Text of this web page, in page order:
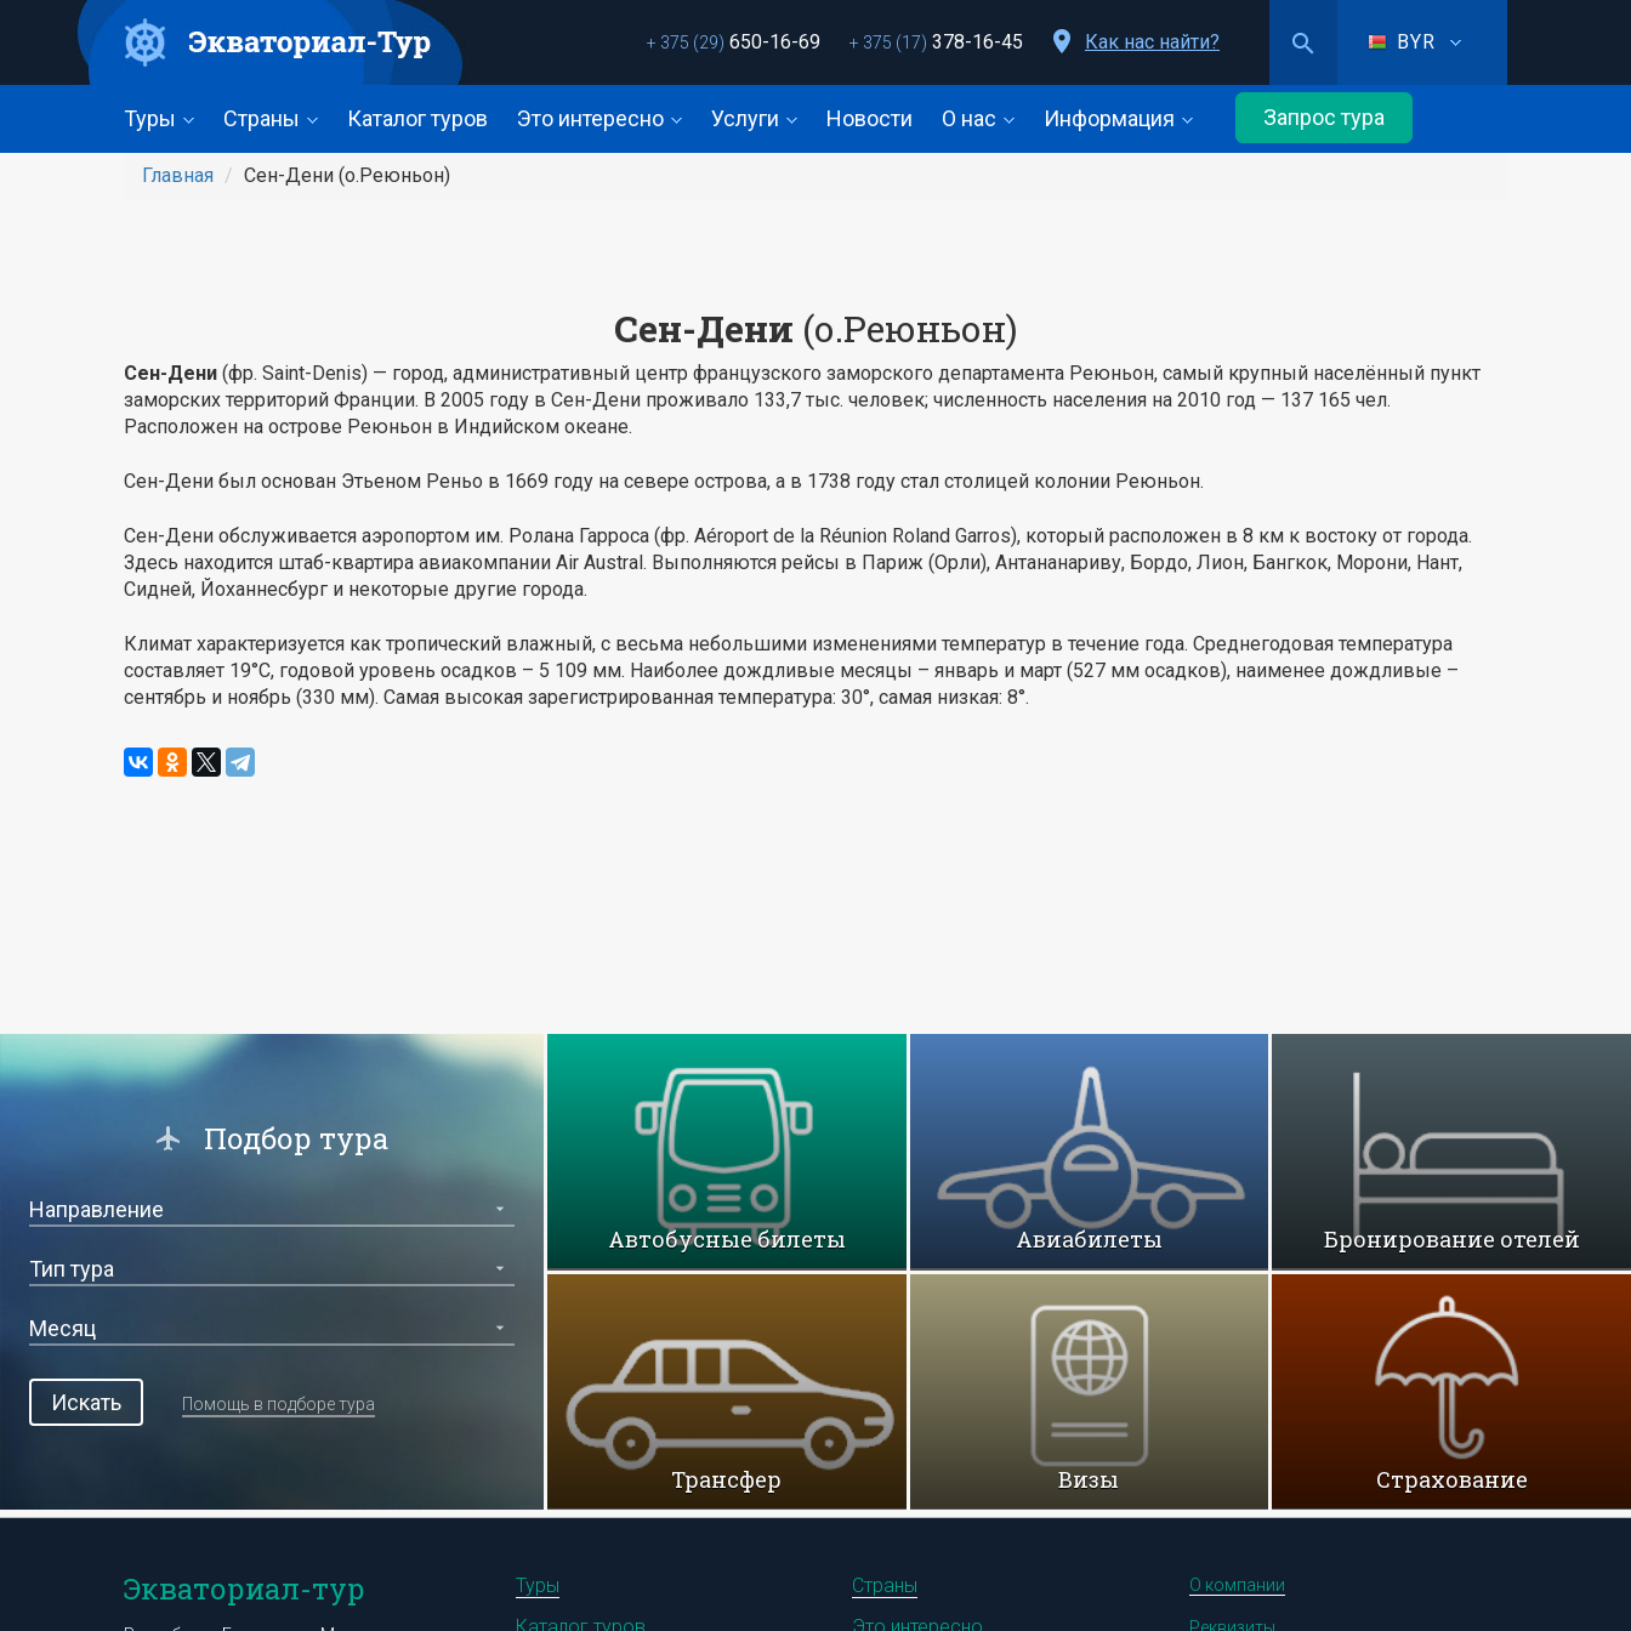
основному
содержанию
BYR
+ 375 (29) 650-16-69 + 375 (17) 378-16-45 Как нас найти?
Туры Страны Каталог туров Это интересно Услуги Новости О нас Информация Запрос тура
Главная Сен-Дени (о.Реюньон)
Сен-Дени (о.Реюньон)
Сен-Дени (фр. Saint-Denis) — город, административный центр французского заморского департамента Реюньон, самый крупный населённый пункт
заморских территорий Франции. В 2005 году в Сен-Дени проживало 133,7 тыс. человек; численность населения на 2010 год — 137 165 чел.
Расположен на острове Реюньон в Индийском океане.
Сен-Дени был основан Этьеном Реньо в 1669 году на севере острова, а в 1738 году стал столицей колонии Реюньон.
Сен-Дени обслуживается аэропортом им. Ролана Гарроса (фр. Aéroport de la Réunion Roland Garros), который расположен в 8 км к востоку от города.
Здесь находится штаб-квартира авиакомпании Air Austral. Выполняются рейсы в Париж (Орли), Антананариву, Бордо, Лион, Бангкок, Морони, Нант,
Сидней, Йоханнесбург и некоторые другие города.
Климат характеризуется как тропический влажный, с весьма небольшими изменениями температур в течение года. Среднегодовая температура
составляет 19°С, годовой уровень осадков – 5 109 мм. Наиболее дождливые месяцы – январь и март (527 мм осадков), наименее дождливые –
сентябрь и ноябрь (330 мм). Самая высокая зарегистрированная температура: 30°, самая низкая: 8°.
Подбор тура
Искать Помощь в подборе тура
Автобусные билеты Авиабилеты Бронирование отелей
Трансфер Визы Cтрахование
О компании
Экваториал-тур Туры
Страны